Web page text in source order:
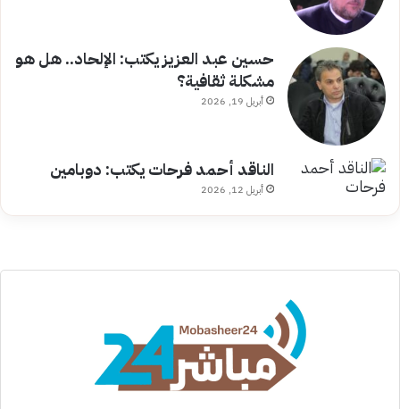
حسين عبد العزيز يكتب: الإلحاد.. هل هو
مشكلة ثقافية؟
أبريل 19, 2026
الناقد أحمد فرحات يكتب: دوبامين
أبريل 12, 2026